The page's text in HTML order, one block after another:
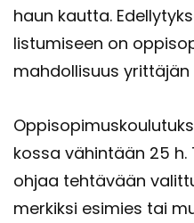
haun kaut­ta.
lis­tu­mi­seen on
mah­dol­li­suus
kos­sa vä­hin­tään 25
ohjaa teh­tä­vään
mer­kik­si esi­mies tai